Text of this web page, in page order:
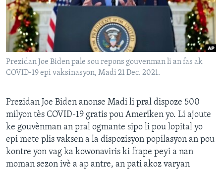
Languages
Prezidan Joe Biden pale sou repons gouvenman li an fas ak
COVID-19 epi vaksinasyon, Madi 21 Dec. 2021.
Prezidan Joe Biden anonse Madi li pral dispoze 500
milyon tès COVID-19 gratis pou Ameriken yo. Li ajoute
ke gouvènman an pral ogmante sipo li pou lopital yo
epi mete plis vaksen a la dispozisyon popilasyon an pou
kontre yon vag ka kowonaviris ki frape peyi a nan
moman sezon ivè a ap antre, an pati akoz varyan